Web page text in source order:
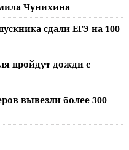
Чунихина
сдали ЕГЭ на 100
пройдут дожди с
вывезли более 300